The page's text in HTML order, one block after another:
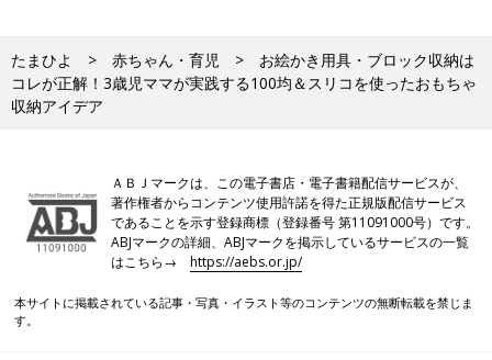
たまひよ 赤ちゃん・育児
お絵かき用具・ブロック収納は
コレが正解！3歳児ママが実践する100均＆スリコを使ったおもちゃ
収納アイデア
ＡＢＪマークは、この電子書店・電子書籍配信サービスが、
著作権者からコンテンツ使用許諾を得た正規版配信サービス
であることを示す登録商標（登録番号 第11091000号）です。
ABJマークの詳細、ABJマークを掲示しているサービスの一覧
はこちら→https://aebs.or.jp/
本サイトに掲載されている記事・写真・イラスト等のコンテンツの無断転載を禁じま
す。